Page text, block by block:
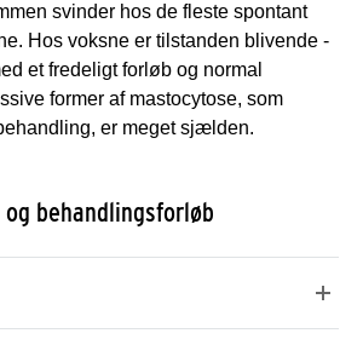
svinder hos de fleste spontant
Hos voksne er tilstanden blivende -
et fredeligt forløb og normal
former af mastocytose, som
er meget sjælden.
behandlingsforløb